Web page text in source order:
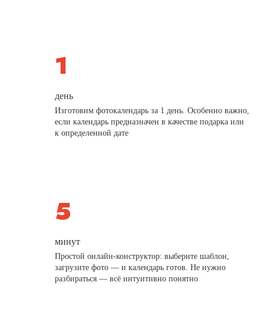
день
Изготовим фотокалендарь за 1 день. Особенно важно,
если календарь предназначен в качестве подарка или
к определенной дате
минут
Простой онлайн-конструктор: выберите шаблон,
загрузите фото — и календарь готов. Не нужно
разбираться — всё интуитивно понятно